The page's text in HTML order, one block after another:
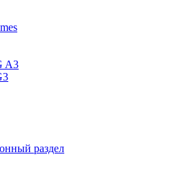
A3
раздел